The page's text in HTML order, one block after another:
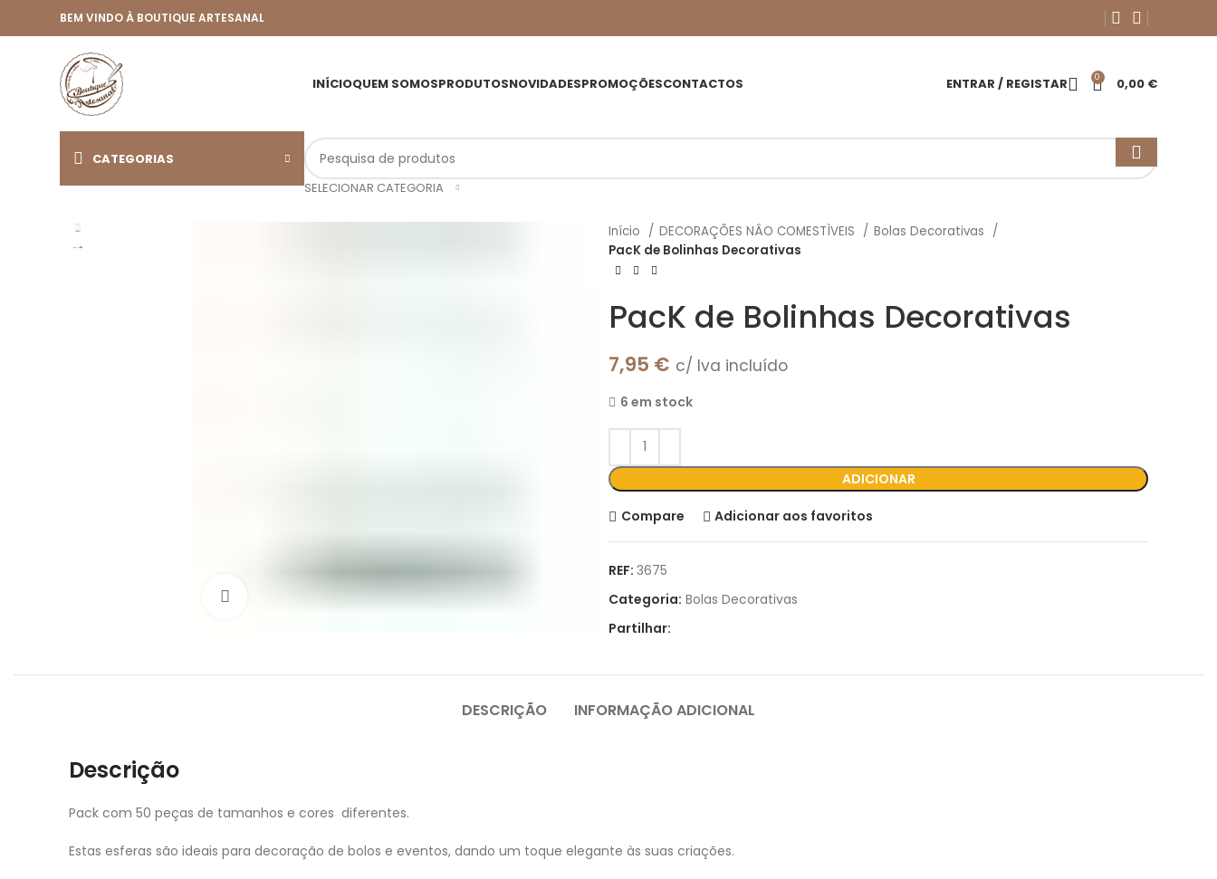
BEM VINDO À BOUTIQUE ARTESANAL
INÍCIOQUEM SOMOSPRODUTOSNOVIDADESPROMOÇÕESCONTACTOS ENTRAR / REGISTAR 0 0,00 €
CATEGORIAS
SELECIONAR CATEGORIA
Início DECORAÇÕES NÂO COMESTÌVEIS
Bolas Decorativas
PacK de Bolinhas Decorativas
PacK de Bolinhas Decorativas
7,95 € c/ Iva incluído
6 em stock
ADICIONAR
Compare Adicionar aos favoritos
REF: 3675
Categoria: Bolas Decorativas
Partilhar:
DESCRIÇÃO INFORMAÇÃO ADICIONAL
Descrição
Pack com 50 peças de tamanhos e cores diferentes.
Estas esferas são ideais para decoração de bolos e eventos, dando um toque elegante às suas criações.